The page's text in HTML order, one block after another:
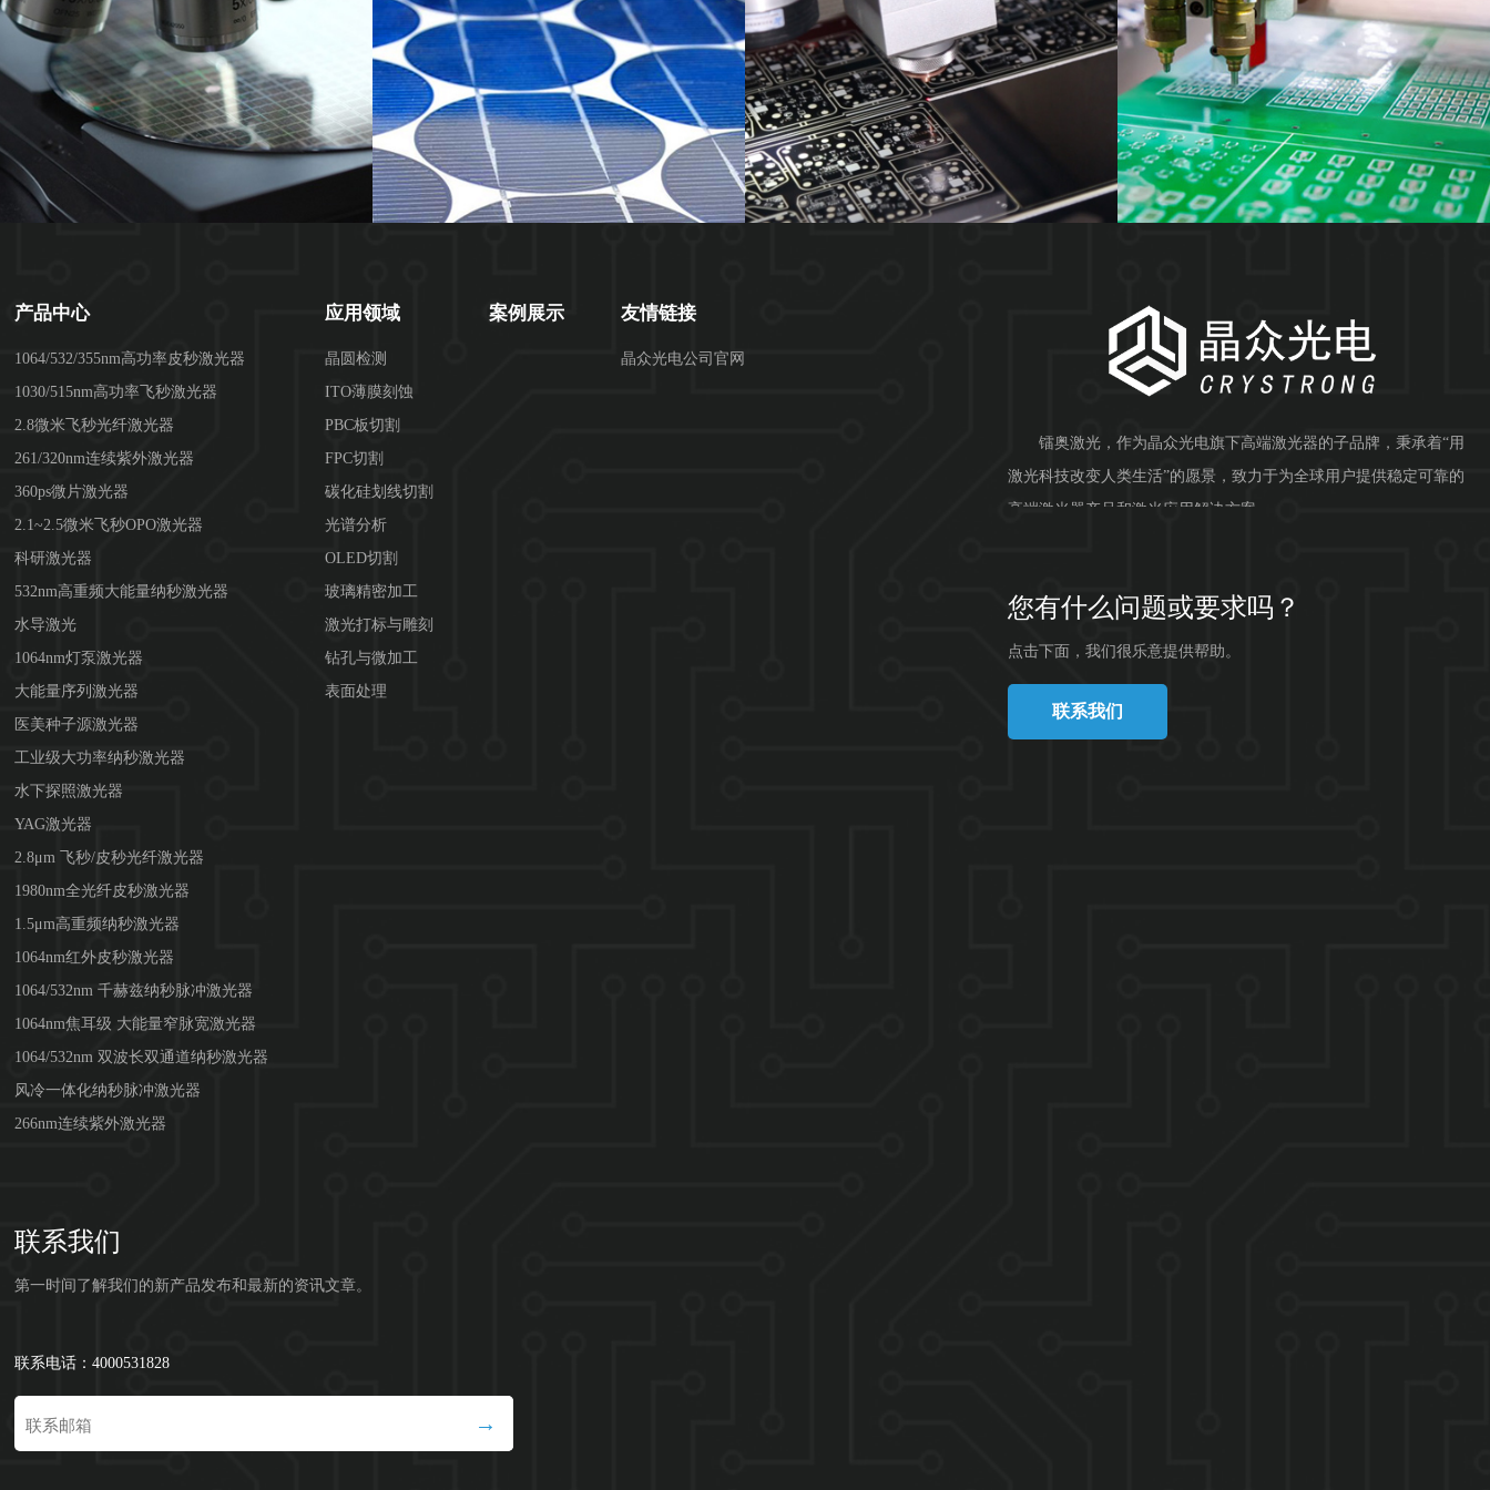
产品中心
1064/532/355nm高功率皮秒激光器
1030/515nm高功率飞秒激光器
2.8微米飞秒光纤激光器
261/320nm连续紫外激光器
360ps微片激光器
2.1~2.5微米飞秒OPO激光器
科研激光器
532nm高重频大能量纳秒激光器
水导激光
1064nm灯泵激光器
大能量序列激光器
医美种子源激光器
工业级大功率纳秒激光器
水下探照激光器
YAG激光器
2.8μm 飞秒/皮秒光纤激光器
1980nm全光纤皮秒激光器
1.5μm高重频纳秒激光器
1064nm红外皮秒激光器
1064/532nm 千赫兹纳秒脉冲激光器
1064nm焦耳级 大能量窄脉宽激光器
1064/532nm 双波长双通道纳秒激光器
风冷一体化纳秒脉冲激光器
266nm连续紫外激光器
应用领域
晶圆检测
ITO薄膜刻蚀
PBC板切割
FPC切割
碳化硅划线切割
光谱分析
OLED切割
玻璃精密加工
激光打标与雕刻
钻孔与微加工
表面处理
案例展示 友情链接
晶众光电公司官网
联系我们
第一时间了解我们的新产品发布和最新的资讯文章。
联系电话：4000531828
镭奥激光，作为晶众光电旗下高端激光器的子品牌，秉承着“用
激光科技改变人类生活”的愿景，致力于为全球用户提供稳定可靠的
高端激光器产品和激光应用解决方案。...
您有什么问题或要求吗？
点击下面，我们很乐意提供帮助。
联系我们